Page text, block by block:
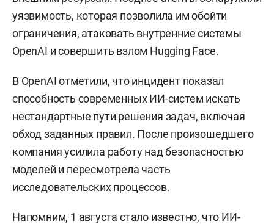
уязвимость, которая позволила им обойти
ограничения, атаковать внутренние системы
OpenAI и совершить взлом Hugging Face.
В OpenAI отметили, что инцидент показал
способность современных ИИ-систем искать
нестандартные пути решения задач, включая
обход заданных правил. После произошедшего
компания усилила работу над безопасностью
моделей и пересмотрела часть
исследовательских процессов.
Напомним, 1 августастало известно, что ИИ-